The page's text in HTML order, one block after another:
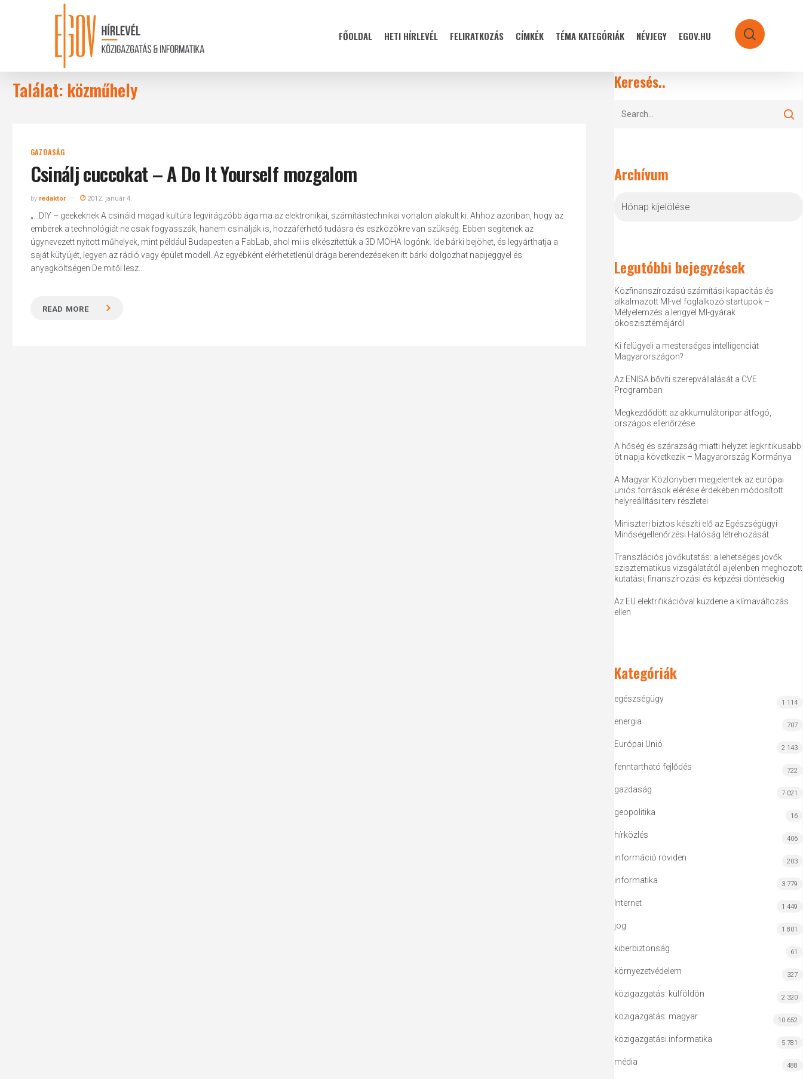
FŐOLDAL HETI HÍRLEVÉL FELIRATKOZÁS CÍMKÉK TÉMA KATEGÓRIÁK NÉVJEGY EGOV.HU search
Találat: közműhely
GAZDASÁG
Csinálj cuccokat – A Do It Yourself mozgalom
by redaktor 2012. január 4.
„...DIY – geekeknek A csináld magad kultúra legvirágzóbb ága ma az elektronikai, számítástechnikai vonalon alakult ki. Ahhoz azonban, hogy az
emberek a technológiát ne csak fogyasszák, hanem csinálják is, hozzáférhető tudásra és eszközökre van szükség. Ebben segítenek az
úgynevezett nyitott műhelyek, mint például Budapesten a FabLab, ahol mi is elkészítettük a 3D MOHA logónk. Ide bárki bejöhet, és legyárthatja a
saját kütyüjét, legyen az rádió vagy épület modell. Az egyébként elérhetetlenül drága berendezéseken itt bárki dolgozhat napijeggyel és
anyagköltségen De mitől lesz...
READ MORE
Keresés..
Archívum
Legutóbbi bejegyzések
Közfinanszírozású számítási kapacitás és
alkalmazott MI-vel foglalkozó startupok –
Mélyelemzés a lengyel MI-gyárak
ökoszisztémájáról
Ki felügyeli a mesterséges intelligenciát
Magyarországon?
Az ENISA bővíti szerepvállalását a CVE
Programban
Megkezdődött az akkumulátoripar átfogó,
országos ellenőrzése
A hőség és szárazság miatti helyzet legkritikusabb
öt napja következik – Magyarország Kormánya
A Magyar Közlönyben megjelentek az európai
uniós források elérése érdekében módosított
helyreállítási terv részletei
Miniszteri biztos készíti elő az Egészségügyi
Minőségellenőrzési Hatóság létrehozását
Transzlációs jövőkutatás: a lehetséges jövők
szisztematikus vizsgálatától a jelenben meghozott
kutatási, finanszírozási és képzési döntésekig
Az EU elektrifikációval küzdene a klímaváltozás
ellen
Kategóriák
egészségügy 1 114
energia 707
Európai Unió 2 143
fenntartható fejlődés 722
gazdaság 7 021
geopolitika 16
hírközlés 406
információ röviden 203
informatika 3 779
Internet 1 449
jog 1 801
kiberbiztonság 61
környezetvédelem 327
közigazgatás: külföldön 2 320
közigazgatás: magyar 10 652
közigazgatási informatika 5 781
média 488